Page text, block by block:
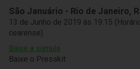
São Januário - Rio de Janeiro,
13 de Junho de 2019 às 19:15
cearense)
Baixe a súmula
Baixe o Presskit